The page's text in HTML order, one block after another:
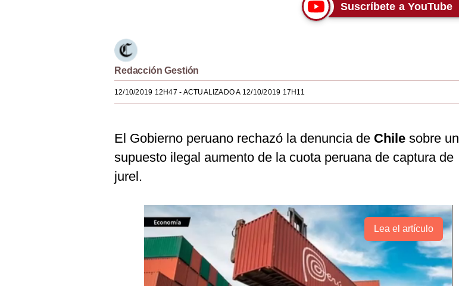
Suscríbete a YouTube
Redacción Gestión
12/10/2019 12H47 - ACTUALIZADO A 12/10/2019 17H11
El Gobierno peruano rechazó la denuncia de Chile sobre un
supuesto ilegal aumento de la cuota peruana de captura de
jurel.
Lea el artículo